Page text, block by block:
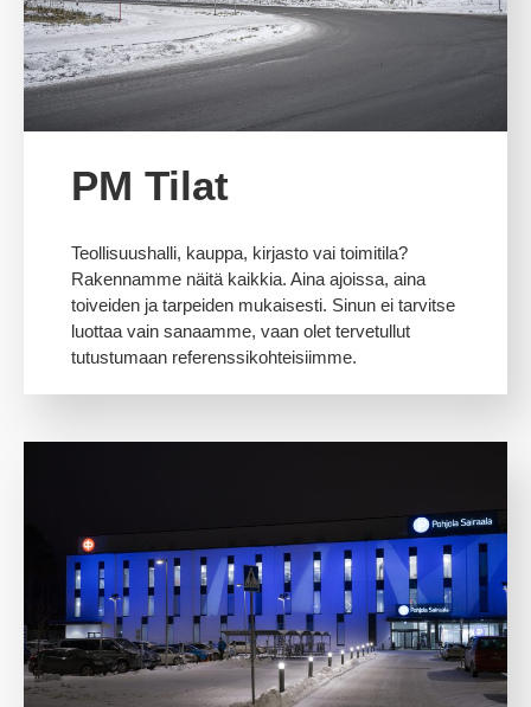
PM Tilat
Teollisuushalli, kauppa, kirjasto vai toimitila?
Rakennamme näitä kaikkia. Aina ajoissa, aina
toiveiden ja tarpeiden mukaisesti. Sinun ei tarvitse
luottaa vain sanaamme, vaan olet tervetullut
tutustumaan referenssikohteisiimme.